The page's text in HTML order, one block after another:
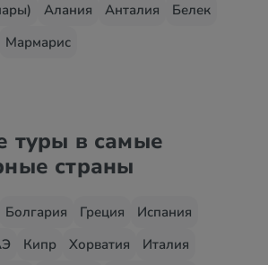
Алания Анталия
Белек
Мармарис
туры в самые
страны
Болгария Греция
Испания
Кипр Хорватия
Италия